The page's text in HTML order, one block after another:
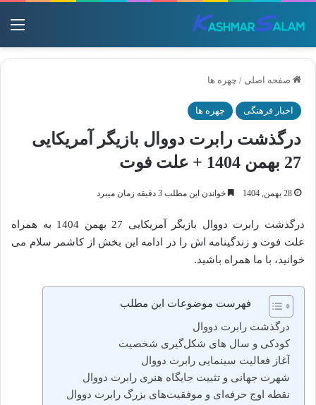
صفحه اصلی / چهره ها
اخبار فرهنگی چهره ها
درگذشت رابرت دووال بازیگر آمریکایی
27 بهمن 1404 + علت فوت
28 بهمن, 1404 خواندن این مطلب 3 دقیقه زمان میبرد
درگذشت رابرت دووال بازیگر آمریکایی 27 بهمن 1404 به همراه
علت فوت و زندگینامه اش را در ادامه این بخش از کاشمر سلام می
خوانید، با ما همراه باشید.
فهرست موضوعات این مطلب
درگذشت رابرت دووال
کودکی و سال‌ های شکل‌گیری شخصیت
آغاز فعالیت سینمایی رابرت دووال
شهرت جهانی و تثبیت جایگاه هنری رابرت دووال
نقطه اوج حرفه‌ای و موفقیت‌های بزرگ رابرت دووال